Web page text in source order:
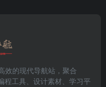
效的现代导航站，聚合
程工具、设计素材、学习平